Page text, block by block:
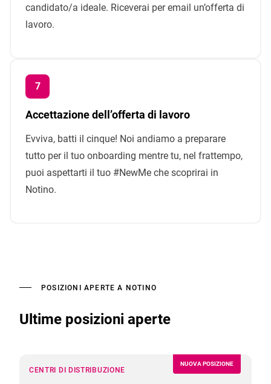
candidato/a ideale. Riceverai per email un’offerta di
lavoro.
Accettazione dell’offerta di lavoro
Evviva, batti il cinque! Noi andiamo a preparare
tutto per il tuo onboarding mentre tu, nel frattempo,
puoi aspettarti il ​​tuo #NewMe che scoprirai in
Notino.
POSIZIONI APERTE A NOTINO
Ultime posizioni aperte
NUOVA POSIZIONE
CENTRI DI DISTRIBUZIONE